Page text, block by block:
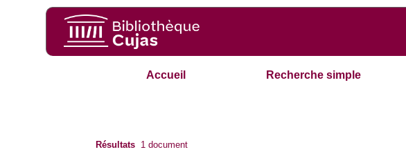
Accueil Recherche simple
Résultats 1 document